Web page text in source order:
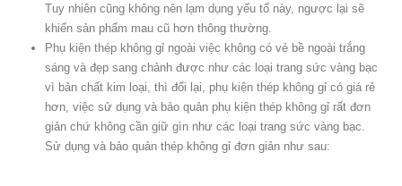
Tuy nhiên cũng không nên lạm dụng yếu tố này, ngược lại sẽ
khiến sản phẩm mau cũ hơn thông thường.
Phụ kiện thép không gỉ ngoài việc không có vẻ bề ngoài trắng
sáng và đẹp sang chảnh được như các loại trang sức vàng bạc
vì bản chất kim loại, thì đổi lại, phụ kiện thép không gỉ có giá rẻ
hơn, việc sử dụng và bảo quản phụ kiện thép không gỉ rất đơn
giản chứ không cần giữ gìn như các loại trang sức vàng bạc.
Sử dụng và bảo quản thép không gỉ đơn giản như sau: